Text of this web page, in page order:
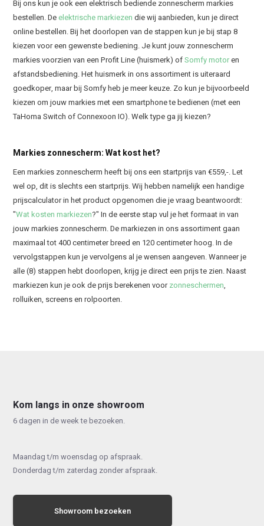
Bij ons kun je ook een elektrisch bediende zonnescherm markies
bestellen. Deelektrische markiezen die wij aanbieden, kun je direct
online bestellen. Bij het doorlopen van de stappen kun je bij stap 8
kiezen voor een gewenste bediening. Je kunt jouw zonnescherm
markies voorzien van een Profit Line (huismerk) ofSomfy motoren
afstandsbediening. Het huismerk in ons assortiment is uiteraard
goedkoper, maar bij Somfy heb je meer keuze. Zo kun je bijvoorbeeld
kiezen om jouw markies met een smartphone te bedienen (met een
TaHoma Switch of Connexoon IO). Welk type ga jij kiezen?
Markies zonnescherm: Wat kost het?
Een markies zonnescherm heeft bij ons een startprijs van €559,-. Let
wel op, dit is slechts een startprijs. Wij hebben namelijk een handige
prijscalculator in het product opgenomen die je vraag beantwoordt:
"Wat kosten markiezen?" In de eerste stap vul je het formaat in van
jouw markies zonnescherm. De markiezen in ons assortiment gaan
maximaal tot 400 centimeter breed en 120 centimeter hoog. In de
vervolgstappen kun je vervolgens al je wensen aangeven. Wanneer je
alle (8) stappen hebt doorlopen, krijg je direct een prijs te zien. Naast
markiezen kun je ook de prijs berekenen voorzonneschermen,
rolluiken, screens en rolpoorten.
Kom langs in onze showroom
6 dagen in de week te bezoeken.
Maandag t/m woensdag op afspraak.
Donderdag t/m zaterdag zonder afspraak.
Showroom bezoeken